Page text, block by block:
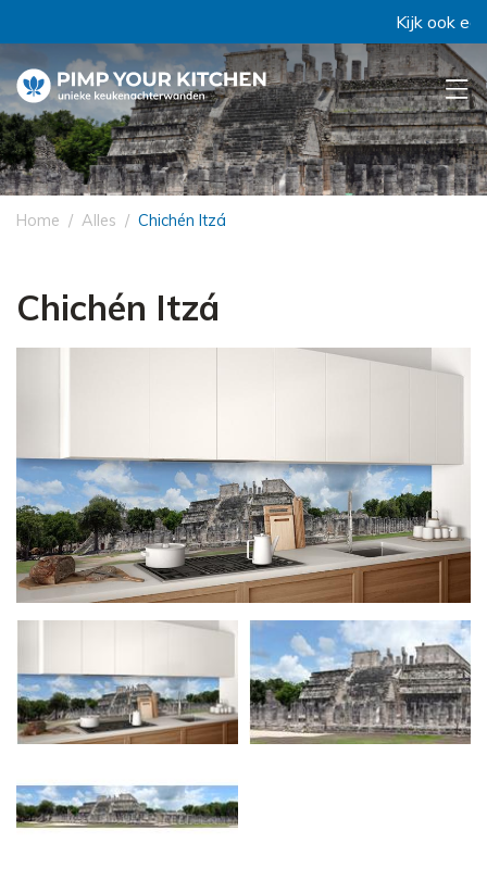
Kijk ook
Home Alles Chichén Itzá
Chichén Itzá